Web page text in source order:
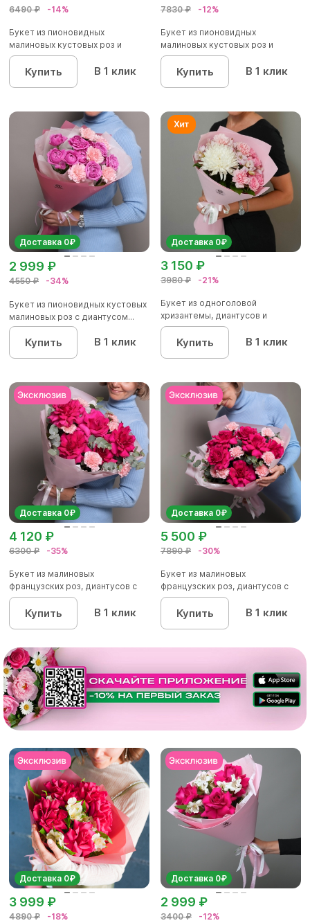
6490 ₽ -14%
Букет из пионовидных
малиновых кустовых роз и
альстроме...
Купить В 1 клик
7830 ₽ -12%
Букет из пионовидных
малиновых кустовых роз и
альстроме...
Купить В 1 клик
Доставка 0₽
4550 ₽ -34%
2 999 ₽
Букет из пионовидных кустовых
малиновых роз с диантусом...
Купить В 1 клик
Доставка 0₽
3980 ₽ -21%
3 150 ₽
Букет из одноголовой
хризантемы, диантусов и
альстромер...
Купить В 1 клик
Доставка 0₽
6300 ₽ -35%
4 120 ₽
Букет из малиновых
французских роз, диантусов с
эвкалип...
Купить В 1 клик
Доставка 0₽
7890 ₽ -30%
5 500 ₽
Букет из малиновых
французских роз, диантусов с
эвкалип...
Купить В 1 клик
Доставка 0₽
4890 ₽ -18%
3 999 ₽
Доставка 0₽
3400 ₽ -12%
2 999 ₽